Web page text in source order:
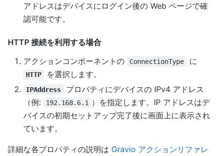
アドレスはデバイスにログイン後の Web ページで確
認可能です。
HTTP 接続を利用する場合
アクションコンポーネントの
ConnectionType に
HTTP を選択します。
IPAddress
プロパティにデバイスの IPv4 アドレス
（例:
192.168.6.1
）を指定します。IP アドレスはデ
バイスの初期セットアップ完了後に画面上に表示され
ています。
詳細な各プロパティの説明は Gravio アクションリファレ